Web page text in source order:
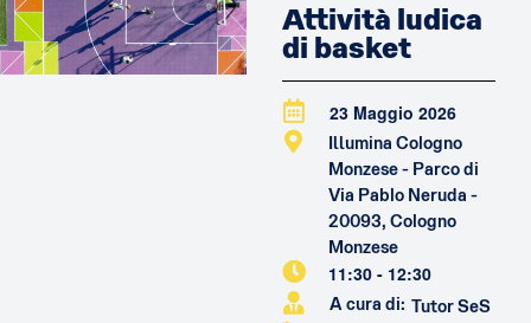
Attività ludica
di basket
23 Maggio 2026
Illumina Cologno
Monzese - Parco di
Via Pablo Neruda -
20093, Cologno
Monzese
11:30 - 12:30
A cura di: Tutor SeS